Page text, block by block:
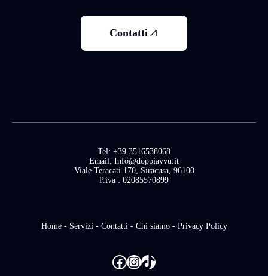
Contatti
Tel: +39 3516538068
Email: Info@doppiavvu.it
Viale Teracati 170, Siracusa, 96100
P.iva : 02085570899
Home- Servizi- Contatti- Chi siamo- Privacy Policy
Facebook
Instagram
TikTok